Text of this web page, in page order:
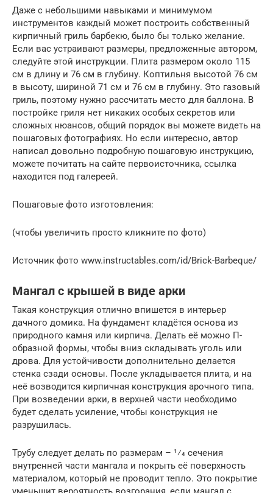
Даже с небольшими навыками и минимумом
инструментов каждый может построить собственный
кирпичный гриль барбекю, было бы только желание.
Если вас устраивают размеры, предложенные автором,
следуйте этой инструкции. Плита размером около 115
см в длину и 76 см в глубину. Коптильня высотой 76 см
в высоту, шириной 71 см и 76 см в глубину. Это газовый
гриль, поэтому нужно рассчитать место для баллона. В
постройке гриля нет никаких особых секретов или
сложных нюансов, общий порядок вы можете видеть на
пошаговых фотографиях. Но если интересно, автор
написал довольно подробную пошаговую инструкцию,
можете почитать на сайте первоисточника, ссылка
находится под галереей.
Пошаговые фото изготовления:
(чтобы увеличить просто кликните по фото)
Источник фото www.instructables.com/id/Brick-Barbeque/
Мангал с крышей в виде арки
Такая конструкция отлично впишется в интерьер
дачного домика. На фундамент кладётся основа из
природного камня или кирпича. Делать её можно П-
образной формы, чтобы вниз складывать уголь или
дрова. Для устойчивости дополнительно делается
стенка сзади основы. После укладывается плита, и на
неё возводится кирпичная конструкция арочного типа.
При возведении арки, в верхней части необходимо
будет сделать усиление, чтобы конструкция не
разрушилась.
Трубу следует делать по размерам – 1⁄4 сечения
внутренней части мангала и покрыть её поверхность
материалом, который не проводит тепло. Это покрытие